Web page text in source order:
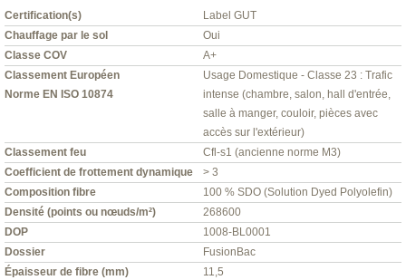
Certification(s)
Label GUT
Chauffage par le sol
Oui
Classe COV
A+
Classement Européen
Norme EN ISO 10874
Usage Domestique - Classe 23 : Trafic
intense (chambre, salon, hall d'entrée,
salle à manger, couloir, pièces avec
accès sur l'extérieur)
Classement feu
Cfl-s1 (ancienne norme M3)
Coefficient de frottement dynamique
> 3
Composition fibre
100 % SDO (Solution Dyed Polyolefin)
Densité (points ou nœuds/m²)
268600
DOP
1008-BL0001
Dossier
FusionBac
Épaisseur de fibre (mm)
11,5